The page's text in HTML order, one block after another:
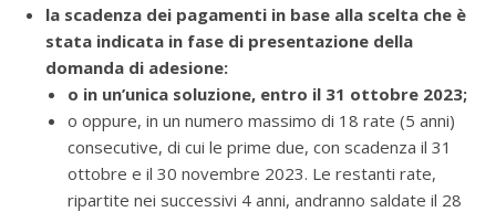
la scadenza dei pagamenti in base alla scelta che è
stata indicata in fase di presentazione della
domanda di adesione:
o in un’unica soluzione, entro il 31 ottobre 2023;
o oppure, in un numero massimo di 18 rate (5 anni)
consecutive, di cui le prime due, con scadenza il 31
ottobre e il 30 novembre 2023. Le restanti rate,
ripartite nei successivi 4 anni, andranno saldate il 28